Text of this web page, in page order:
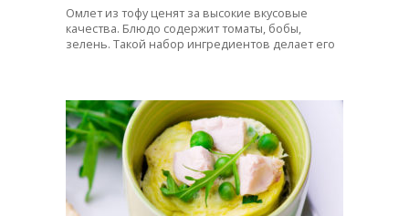
Омлет из тофу ценят за высокие вкусовые
качества. Блюдо содержит томаты, бобы,
зелень. Такой набор ингредиентов делает его